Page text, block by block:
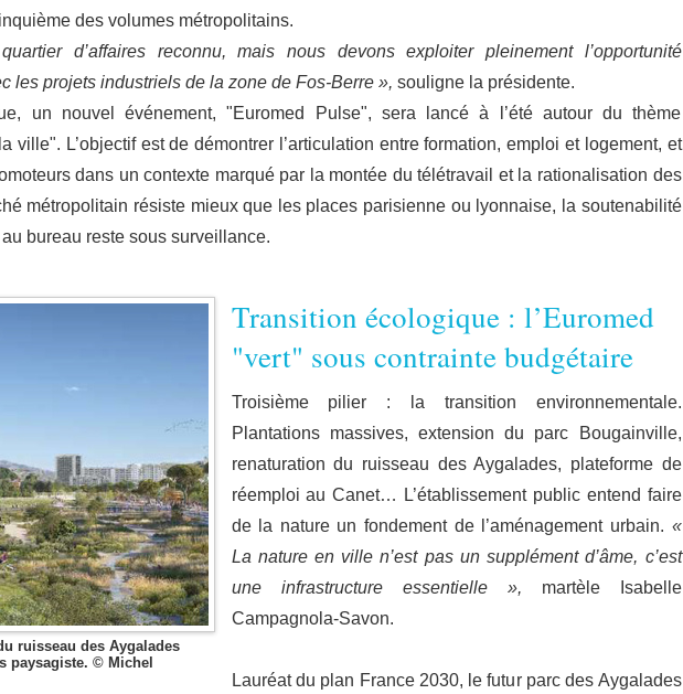
des volumes métropolitains.
d’affaires reconnu, mais nous devons exploiter pleinement l’opportunité
les projets industriels de la zone de Fos-Berre », souligne la présidente.
un nouvel événement, "Euromed Pulse", sera lancé à l’été autour du thème
ville". L’objectif est de démontrer l’articulation entre formation, emploi et logement, et
dans un contexte marqué par la montée du télétravail et la rationalisation des
métropolitain résiste mieux que les places parisienne ou lyonnaise, la soutenabilité
bureau reste sous surveillance.
ruisseau des Aygalades
paysagiste. © Michel
Transition écologique : l’Euromed
"vert" sous contrainte budgétaire
Troisième pilier : la transition environnementale.
Plantations massives, extension du parc Bougainville,
renaturation du ruisseau des Aygalades, plateforme de
réemploi au Canet… L’établissement public entend faire
de la nature un fondement de l’aménagement urbain. «
La nature en ville n’est pas un supplément d’âme, c’est
une infrastructure essentielle », martèle Isabelle
Campagnola-Savon.
Lauréat du plan France 2030, le futur parc des Aygalades